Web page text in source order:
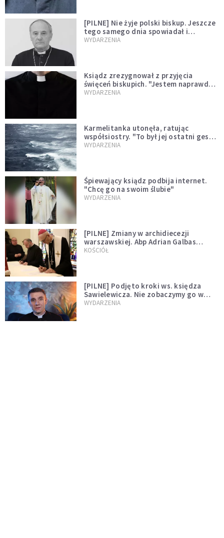
[PILNE] Nie żyje polski biskup. Jeszcze
tego samego dnia spowiadał i
sprawował Mszę świętą
WYDARZENIA
Ksiądz zrezygnował z przyjęcia
święceń biskupich. "Jestem naprawdę
niegodny"
WYDARZENIA
Karmelitanka utonęła, ratując
współsiostry. "To był jej ostatni gest
miłości"
WYDARZENIA
Śpiewający ksiądz podbija internet.
"Chcę go na swoim ślubie"
WYDARZENIA
[PILNE] Zmiany w archidiecezji
warszawskiej. Abp Adrian Galbas
wręczył dekrety nowym proboszczom
KOŚCIÓŁ
[PILNE] Podjęto kroki ws. księdza
Sawielewicza. Nie zobaczymy go w
mediach
WYDARZENIA